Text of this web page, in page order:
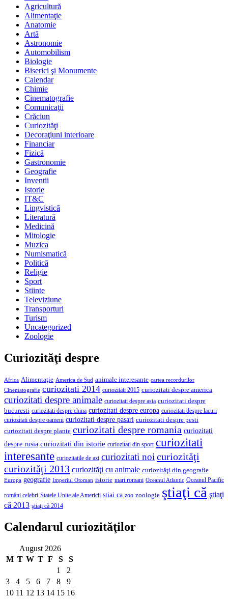
Agricultură
Alimentaţie
Anatomie
Artă
Astronomie
Automobilism
Biologie
Biserici şi Monumente
Calendar
Chimie
Cinematografie
Comunicaţii
Crăciun
Curiozităţi
Decoraţiuni interioare
Financiar
Fizică
Gastronomie
Geografie
Inventii
Istorie
IT&C
Lingvistică
Literatură
Medicină
Mitologie
Muzica
Numismatică
Politică
Religie
Sport
Stiinte
Televiziune
Transporturi
Turism
Uncategorized
Zoologie
Curiozităţi despre
Africa Alimentaţie America de Sud animale interesante cartea recordurilor
Cinematografie curiozitati 2014 curiozitati 2015 curiozitati despre america
curiozitati despre animale curiozitati despre asia curiozitati despre
bucuresti curiozitati despre china curiozitati despre europa curiozitati despre lacuri
curiozitati despre oameni curiozitati despre pasari curiozitati despre pesti
curiozitati despre plante curiozitati despre romania curiozitati
despre rusia curiozitati din istorie curiozitati din sport curiozitati
interesante curiozitatile de azi curiozitati noicuriozităţi
curiozităţi 2013 curiozităţi cu animale curiozităţi din geografie
Europa geografie Imperiul Otoman istorie mari romani Oceanul Atlantic Oceanul Pacific
români celebri Statele Unite ale Americii stiai ca zoo zoologie ştiaţi că ştiaţi
că 2013 ştiaţi că 2014
Calendarul curiozităţilor
August 2026
M T W T F S
S
1
2
3
4 5 6 7 8
9
10 11 12 13 14 15 16